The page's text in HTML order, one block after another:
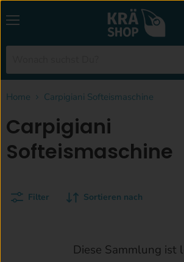
Home Carpigiani Softeismaschine
Carpigiani
Softeismaschine
Filter Sortieren nach
Diese Sammlung ist